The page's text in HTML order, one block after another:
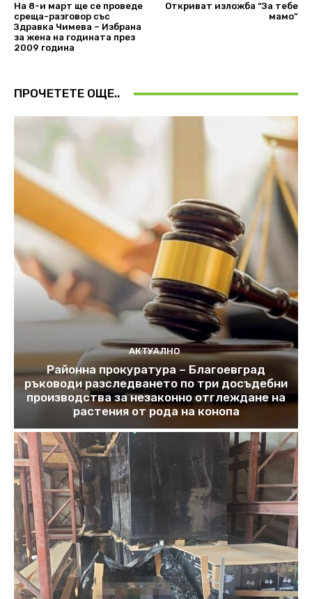
На 8-и март ще се проведе
среща-разговор със
Здравка Чимева – Избрана
за жена на годината през
2009 година
Откриват изложба “За тебе
мамо”
ПРОЧЕТЕТЕ ОЩЕ..
АКТУАЛНО
Районна прокуратура – Благоевград
ръководи разследването по три досъдебни
производства за незаконно отглеждане на
растения от рода на конопа